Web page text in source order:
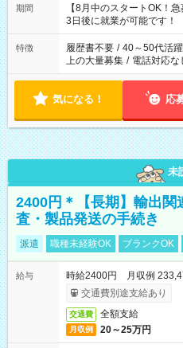
「できれば残業はしたく
ね。 ※Wワーク希望の方へ 今ご覧のお仕事で希望する勤務時間
と、もう1つのお仕事の勤
合は応募できません。
期間
【8月中のスタートOK！
3日後に就業が可能です！
特徴 履歴書不要 / 40～50代活
上の大量募集 / 電話対応な
気になる！ 応
未
2400円＊【長期】輸出関
査・製品発送の手続き
派遣 職種未経験OK ブランクOK
給与
時給2400円 月収例
交通費別途支給あり
交通費 全額支給
月収例 20～25万円